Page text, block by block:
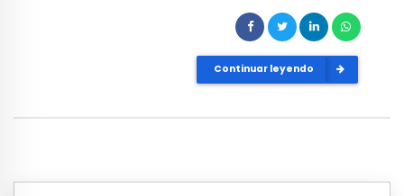
Continuar leyendo